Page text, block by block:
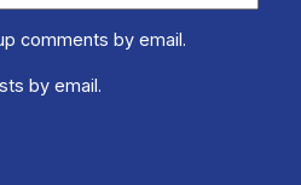
comments by email.
by email.